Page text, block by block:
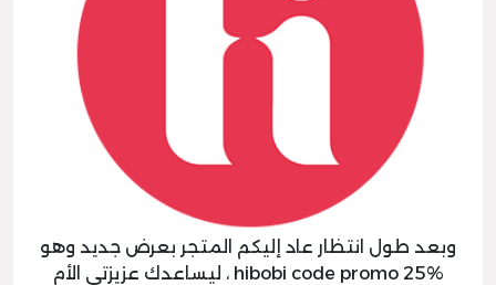
وبعد طول انتظار عاد إليكم المتجر بعرض جديد وهو
hibobi code promo 25% ، ليساعدك عزيزتي الأم